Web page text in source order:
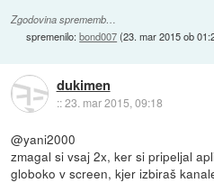
Zgodovina sprememb…
spremenilo:bond007(23. mar 2015 ob
dukimen
::23. mar 2015, 09:18
@yani2000
zmagal si vsaj 2x, ker si pripeljal
globoko v screen, kjer izbiraš